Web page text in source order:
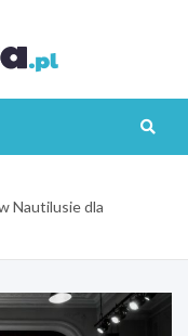
Nautilusie dla